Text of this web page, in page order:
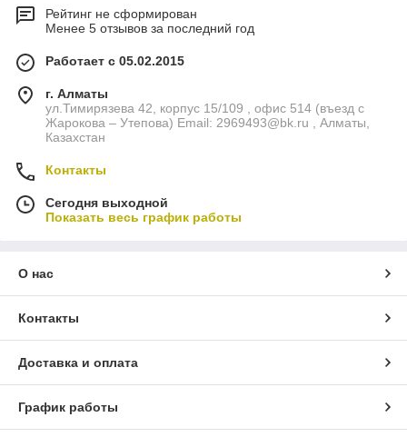
Рейтинг не сформирован
Менее 5 отзывов за последний год
Работает с 05.02.2015
г. Алматы
ул.Тимирязева 42, корпус 15/109 , офис 514 (въезд с
Жарокова – Утепова) Email: 2969493@bk.ru , Алматы,
Казахстан
Контакты
Сегодня выходной
Показать весь график работы
О нас
Контакты
Доставка и оплата
График работы